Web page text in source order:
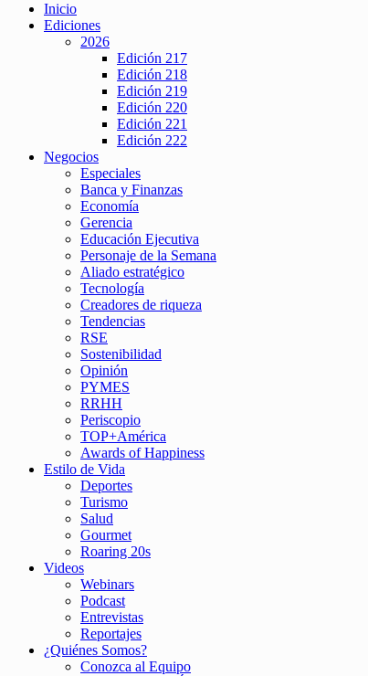
Inicio
Ediciones
2026
Edición 217
Edición 218
Edición 219
Edición 220
Edición 221
Edición 222
Negocios
Especiales
Banca y Finanzas
Economía
Gerencia
Educación Ejecutiva
Personaje de la Semana
Aliado estratégico
Tecnología
Creadores de riqueza
Tendencias
RSE
Sostenibilidad
Opinión
PYMES
RRHH
Periscopio
TOP+América
Awards of Happiness
Estilo de Vida
Deportes
Turismo
Salud
Gourmet
Roaring 20s
Videos
Webinars
Podcast
Entrevistas
Reportajes
¿Quiénes Somos?
Conozca al Equipo